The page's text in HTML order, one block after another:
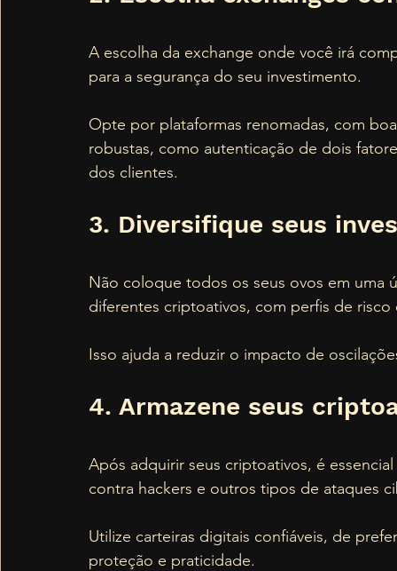
A escolha da exchange onde você irá
para a segurança do seu investimento.
Opte por plataformas renomadas, com
robustas, como autenticação de dois
dos clientes.
3. Diversifique seus
Não coloque todos os seus ovos em uma
diferentes criptoativos, com perfis de
Isso ajuda a reduzir o impacto de
4. Armazene seus
Após adquirir seus criptoativos, é
contra hackers e outros tipos de ataques
Utilize carteiras digitais confiáveis, de
proteção e praticidade.